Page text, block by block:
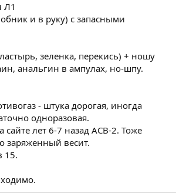
Л1
и в руку) с запасными
зеленка, перекись) + ношу
анальгин в ампулах, но-шпу.
- штука дорогая, иногда
одноразовая.
лет 6-7 назад АСВ-2. Тоже
заряженный весит.
15.